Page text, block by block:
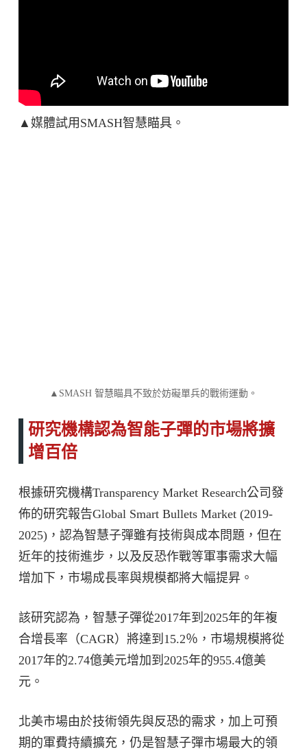
▲媒體試用SMASH智慧瞄具。
▲SMASH 智慧瞄具不致於妨礙單兵的戰術運動。
研究機構認為智能子彈的市場將擴
增百倍
根據研究機構Transparency Market Research公司發
佈的研究報告Global Smart Bullets Market (2019-
2025)，認為智慧子彈雖有技術與成本問題，但在
近年的技術進步，以及反恐作戰等軍事需求大幅
增加下，市場成長率與規模都將大幅提昇。
該研究認為，智慧子彈從2017年到2025年的年複
合增長率（CAGR）將達到15.2％，市場規模將從
2017年的2.74億美元增加到2025年的955.4億美
元。
北美市場由於技術領先與反恐的需求，加上可預
期的軍費持續擴充，仍是智慧子彈市場最大的領